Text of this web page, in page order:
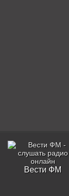
Вести ФМ